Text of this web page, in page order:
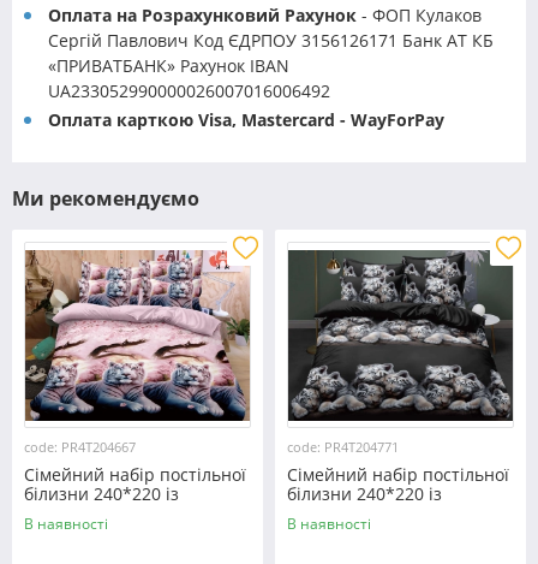
Оплата на Розрахунковий Рахунок - ФОП Кулаков
Сергій Павлович Код ЄДРПОУ 3156126171 Банк АТ КБ
«ПРИВАТБАНК» Рахунок IBAN
UA233052990000026007016006492
Оплата карткою Visa, Mastercard - WayForPay
Ми рекомендуємо
code: PR4T204667
Сімейний набір постільної
білизни 240*220 із
полікотону №204667
Черешенька™
В наявності
code: PR4T204771
Сімейний набір постільної
білизни 240*220 із
полікотону №204771
Черешенька™
В наявності